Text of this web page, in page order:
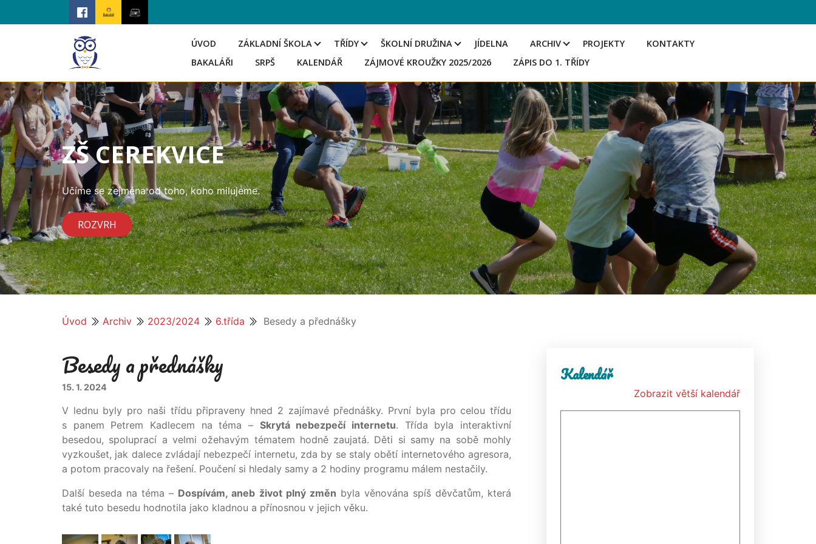
ÚVOD ZÁKLADNÍ ŠKOLA TŘÍDY ŠKOLNÍ DRUŽINA JÍDELNA ARCHIV PROJEKTY
KONTAKTY
BAKALÁŘI
SRPŠ KALENDÁŘ ZÁJMOVÉ KROUŽKY 2025/2026 ZÁPIS DO 1. TŘÍDY
ZŠ CEREKVICE
Učíme se zejména od toho, koho milujeme.
ROZVRH
Úvod Archiv 2023/2024 6.třída Besedy a přednášky
Besedy a přednášky
15. 1. 2024
V lednu byly pro naši třídu připraveny hned 2 zajímavé přednášky. První byla pro celou třídu
s panem Petrem Kadlecem na téma – Skrytá nebezpečí internetu. Třída byla interaktivní
besedou, spoluprací a velmi ožehavým tématem hodně zaujatá. Děti si samy na sobě mohly
vyzkoušet, jak dalece zvládají nebezpečí internetu, zda by se staly obětí internetového agresora,
a potom pracovaly na řešení. Poučení si hledaly samy a 2 hodiny programu málem nestačily.
Další beseda na téma – Dospívám, aneb život plný změn byla věnována spíš děvčatům, která
také tuto besedu hodnotila jako kladnou a přínosnou v jejich věku.
Kalendář
Zobrazit větší kalendář